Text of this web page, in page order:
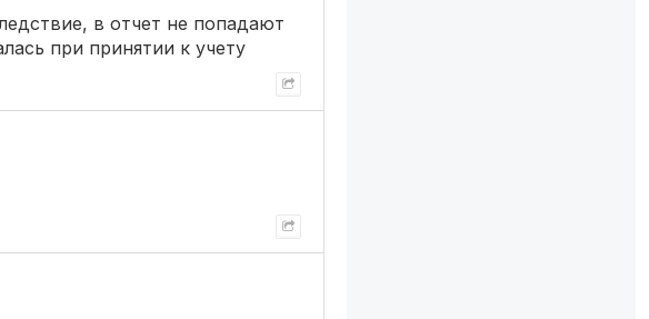
в отчет не попадают
при принятии к учету